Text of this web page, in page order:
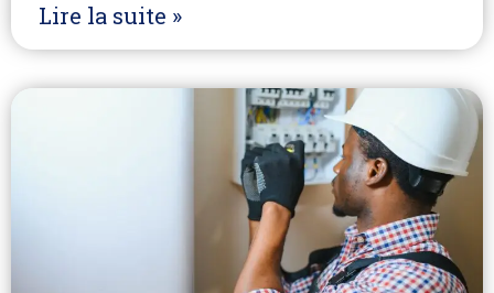
Lire la suite »